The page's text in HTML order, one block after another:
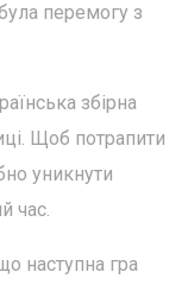
перемогу з
збірна
Щоб потрапити
уникнути
час.
наступна гра